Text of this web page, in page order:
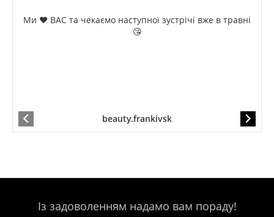
Ми ❤️ ВАС та чекаємо наступної зустрічі вже в травні
😘
beauty.frankivsk
Із задоволенням надамо вам пораду!